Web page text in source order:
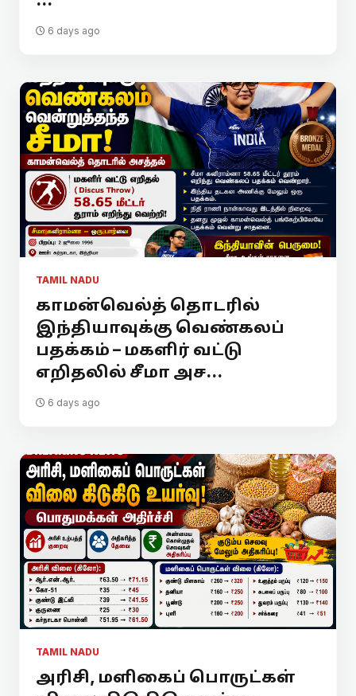
6 days ago
TAMIL NADU
காமன்வெல்த் தொடரில்
இந்தியாவுக்கு வெண்கலப்
பதக்கம் – மகளிர் வட்டு
எறிதலில் சீமா அச...
6 days ago
TAMIL NADU
அரிசி, மளிகைப் பொருட்கள்